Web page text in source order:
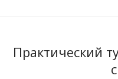
Практический